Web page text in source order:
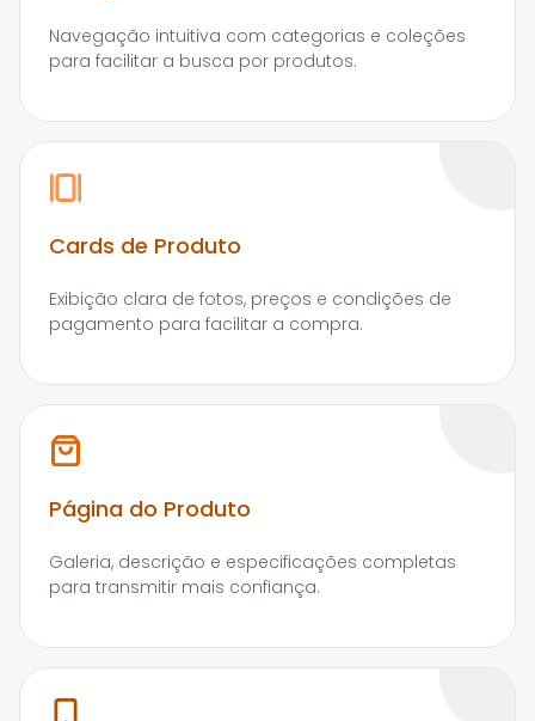
Navegação intuitiva com categorias e coleções
para facilitar a busca por produtos.
Cards de Produto
Exibição clara de fotos, preços e condições de
pagamento para facilitar a compra.
Página do Produto
Galeria, descrição e especificações completas
para transmitir mais confiança.